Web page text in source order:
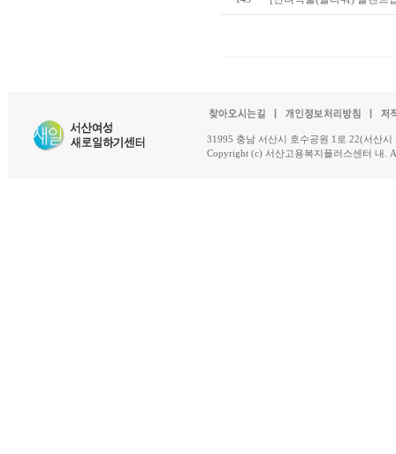
31995 충남 서산시 호수공원 1로 22(서산
Copyright (c) 서산고용복지플러스센터 내.